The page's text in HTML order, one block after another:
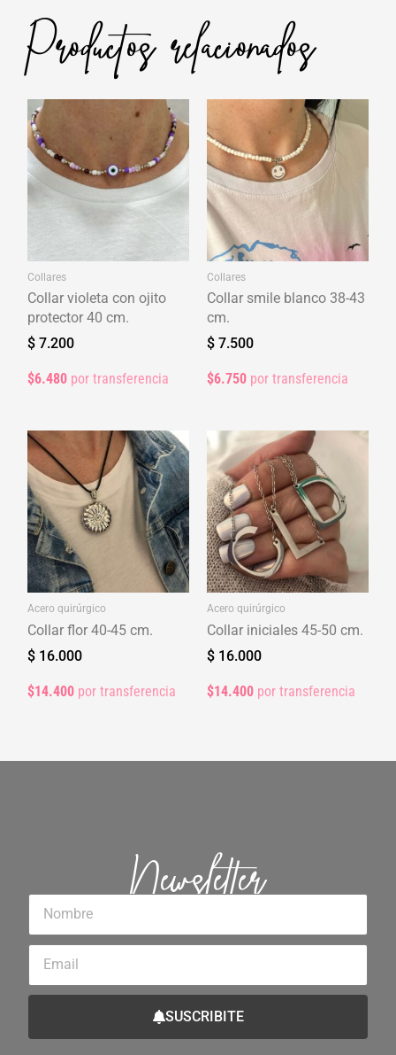
Productos relacionados
Collares
Collar violeta con ojito
protector 40 cm.
$ 7.200
$6.480 por transferencia
Collares
Collar smile blanco 38-43
cm.
$ 7.500
$6.750 por transferencia
Acero quirúrgico
Collar flor 40-45 cm.
$ 16.000
$14.400 por transferencia
Acero quirúrgico
Collar iniciales 45-50 cm.
$ 16.000
$14.400 por transferencia
Newsletter
SUSCRIBITE